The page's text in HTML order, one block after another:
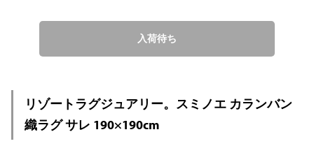
入荷待ち
リゾートラグジュアリー。スミノエ カランバン
織ラグ サレ 190×190cm